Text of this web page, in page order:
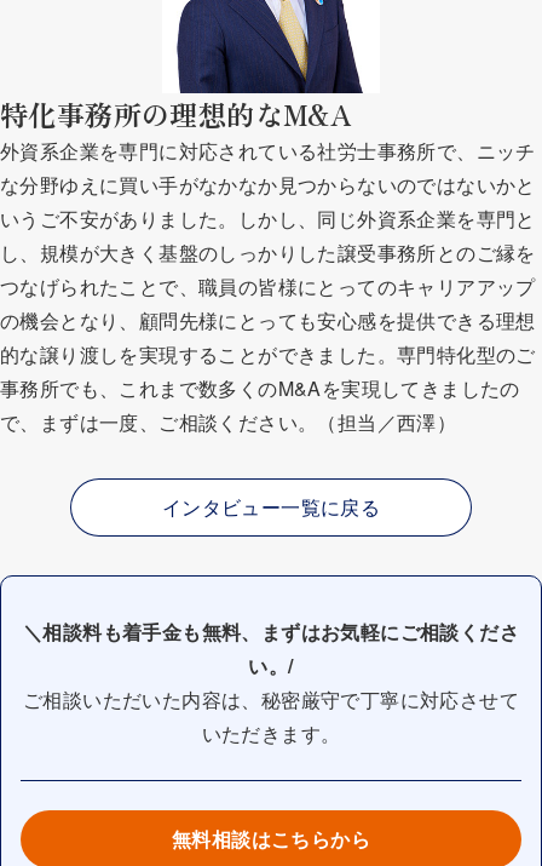
特化事務所の理想的なM&A
外資系企業を専門に対応されている社労士事務所で、ニッチ
な分野ゆえに買い手がなかなか見つからないのではないかと
いうご不安がありました。しかし、同じ外資系企業を専門と
し、規模が大きく基盤のしっかりした譲受事務所とのご縁を
つなげられたことで、職員の皆様にとってのキャリアアップ
の機会となり、顧問先様にとっても安心感を提供できる理想
的な譲り渡しを実現することができました。専門特化型のご
事務所でも、これまで数多くのM&Aを実現してきましたの
で、まずは一度、ご相談ください。（担当／西澤）
インタビュー一覧に戻る
＼相談料も着手金も無料、まずはお気軽にご相談くださ
い。/
ご相談いただいた内容は、秘密厳守で丁寧に対応させて
いただきます。
無料相談はこちらから